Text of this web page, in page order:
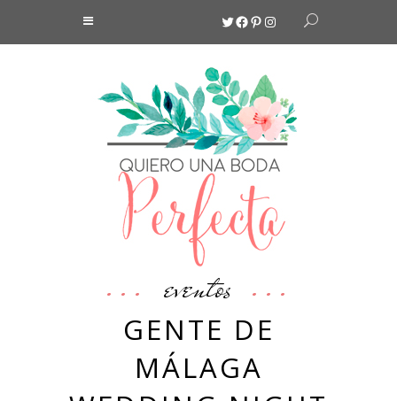
Twitter
Facebook
Pinterest
Instagram
eventos
GENTE DE
MÁLAGA